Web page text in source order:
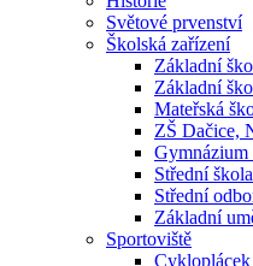
Světové prvenství
Školská zařízení
Základní
Základní
Mateřská
ZŠ Dačice,
Gymnázium
Střední
Střední
Základní
Sportoviště
Cykloplácek